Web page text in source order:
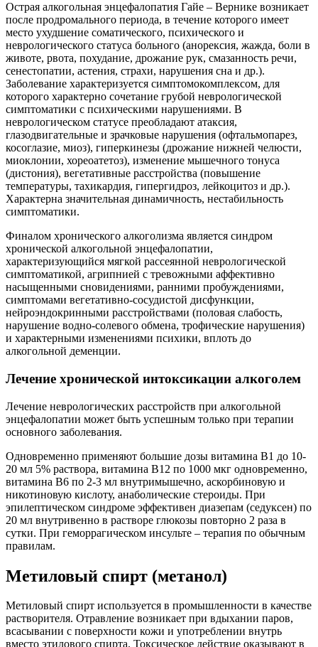
Острая алкогольная энцефалопатия Гайе – Вернике возникает
после продромального периода, в течение которого имеет
место ухудшение соматического, психического и
неврологического статуса больного (анорексия, жажда, боли в
животе, рвота, похудание, дрожание рук, смазанность речи,
сенестопатии, астения, страхи, нарушения сна и др.).
Заболевание характеризуется симптомокомплексом, для
которого характерно сочетание грубой неврологической
симптоматики с психическими нарушениями. В
неврологическом статусе преобладают атаксия,
глазодвигательные и зрачковые нарушения (офтальмопарез,
косоглазие, миоз), гиперкинезы (дрожание нижней челюсти,
миоклонии, хореоатетоз), изменение мышечного тонуса
(дистония), вегетативные расстройства (повышение
температуры, тахикардия, гипергидроз, лейкоцитоз и др.).
Характерна значительная динамичность, нестабильность
симптоматики.
Финалом хронического алкоголизма является синдром
хронической алкогольной энцефалопатии,
характеризующийся мягкой рассеянной неврологической
симптоматикой, агрипнией с тревожными аффективно
насыщенными сновидениями, ранними пробуждениями,
симптомами вегетативно-сосудистой дисфункции,
нейроэндокринными расстройствами (половая слабость,
нарушение водно-солевого обмена, трофические нарушения)
и характерными изменениями психики, вплоть до
алкогольной деменции.
Лечение хронической интоксикации алкоголем
Лечение неврологических расстройств при алкогольной
энцефалопатии может быть успешным только при терапии
основного заболевания.
Одновременно применяют большие дозы витамина B1 до 10-
20 мл 5% раствора, витамина В12 по 1000 мкг одновременно,
витамина В6 по 2-3 мл внутримышечно, аскорбиновую и
никотиновую кислоту, анаболические стероиды. При
эпилептическом синдроме эффективен диазепам (седуксен) по
20 мл внутривенно в растворе глюкозы повторно 2 раза в
сутки. При геморрагическом инсульте – терапия по обычным
правилам.
Метиловый спирт (метанол)
Метиловый спирт используется в промышленности в качестве
растворителя. Отравление возникает при вдыхании паров,
всасывании с поверхности кожи и употреблении внутрь
вместо этилового спирта. Токсическое действие оказывают в